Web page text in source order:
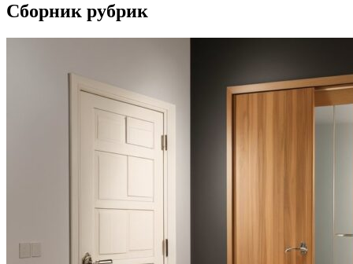
Сборник рубрик